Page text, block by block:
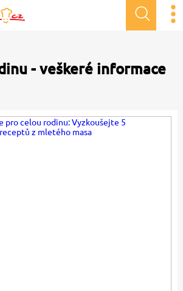
- veškeré informace